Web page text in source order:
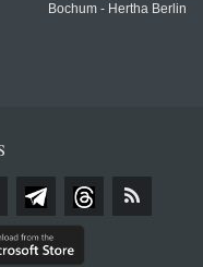
Bochum - Hertha Berlin